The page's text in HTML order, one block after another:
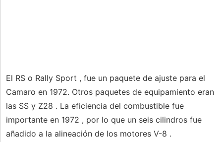
El RS o Rally Sport , fue un paquete de ajuste para el
Camaro en 1972. Otros paquetes de equipamiento eran
las SS y Z28 . La eficiencia del combustible fue
importante en 1972 , por lo que un seis cilindros fue
añadido a la alineación de los motores V-8 .